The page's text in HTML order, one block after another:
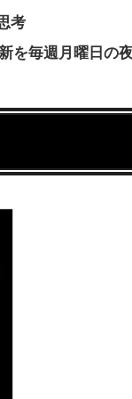
考
毎週月曜日の夜